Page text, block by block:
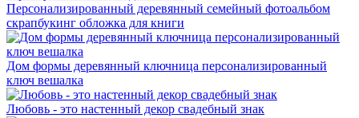
Персонализированный деревянный семейный фотоальбом
скрапбукинг обложка для книги
Дом формы деревянный ключница персонализированный
ключ вешалка
Любовь - это настенный декор свадебный знак